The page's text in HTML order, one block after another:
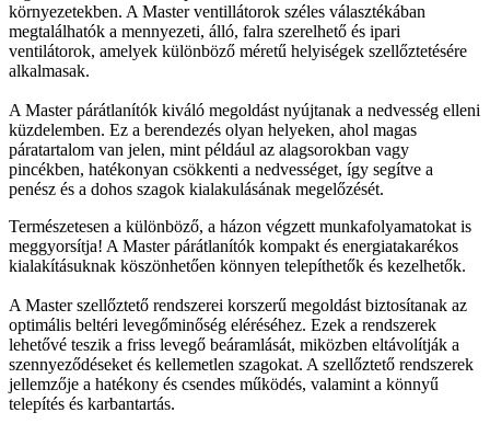
környezetekben. A Master ventillátorok széles választékában
megtalálhatók a mennyezeti, álló, falra szerelhető és ipari
ventilátorok, amelyek különböző méretű helyiségek szellőztetésére
alkalmasak.
A Master párátlanítók kiváló megoldást nyújtanak a nedvesség elleni
küzdelemben. Ez a berendezés olyan helyeken, ahol magas
páratartalom van jelen, mint például az alagsorokban vagy
pincékben, hatékonyan csökkenti a nedvességet, így segítve a
penész és a dohos szagok kialakulásának megelőzését.
Természetesen a különböző, a házon végzett munkafolyamatokat is
meggyorsítja! A Master párátlanítók kompakt és energiatakarékos
kialakításuknak köszönhetően könnyen telepíthetők és kezelhetők.
A Master szellőztető rendszerei korszerű megoldást biztosítanak az
optimális beltéri levegőminőség eléréséhez. Ezek a rendszerek
lehetővé teszik a friss levegő beáramlását, miközben eltávolítják a
szennyeződéseket és kellemetlen szagokat. A szellőztető rendszerek
jellemzője a hatékony és csendes működés, valamint a könnyű
telepítés és karbantartás.